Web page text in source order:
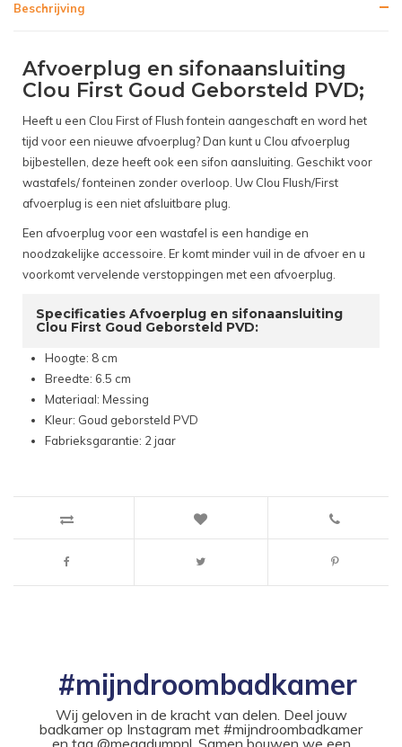
Beschrijving
Afvoerplug en sifonaansluiting
Clou First Goud Geborsteld PVD;
Heeft u een Clou First of Flush fontein aangeschaft en word het
tijd voor een nieuwe afvoerplug? Dan kunt u Clou afvoerplug
bijbestellen, deze heeft ook een sifon aansluiting. Geschikt voor
wastafels/ fonteinen zonder overloop. Uw Clou Flush/First
afvoerplug is een niet afsluitbare plug.
Een afvoerplug voor een wastafel is een handige en
noodzakelijke accessoire. Er komt minder vuil in de afvoer en u
voorkomt vervelende verstoppingen met een afvoerplug.
Specificaties Afvoerplug en sifonaansluiting
Clou First Goud Geborsteld PVD:
Hoogte: 8 cm
Breedte: 6.5 cm
Materiaal: Messing
Kleur: Goud geborsteld PVD
Fabrieksgarantie: 2 jaar
#mijndroombadkamer
Wij geloven in de kracht van delen. Deel jouw
badkamer op Instagram met #mijndroombadkamer